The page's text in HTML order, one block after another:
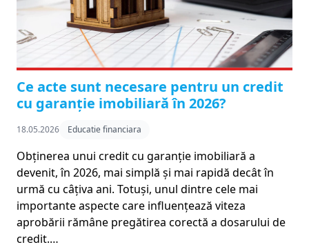
Ce acte sunt necesare pentru un credit
cu garanție imobiliară în 2026?
18.05.2026 Educatie financiara
Obținerea unui credit cu garanție imobiliară a
devenit, în 2026, mai simplă și mai rapidă decât în
urmă cu câțiva ani. Totuși, unul dintre cele mai
importante aspecte care influențează viteza
aprobării rămâne pregătirea corectă a dosarului de
credit.…